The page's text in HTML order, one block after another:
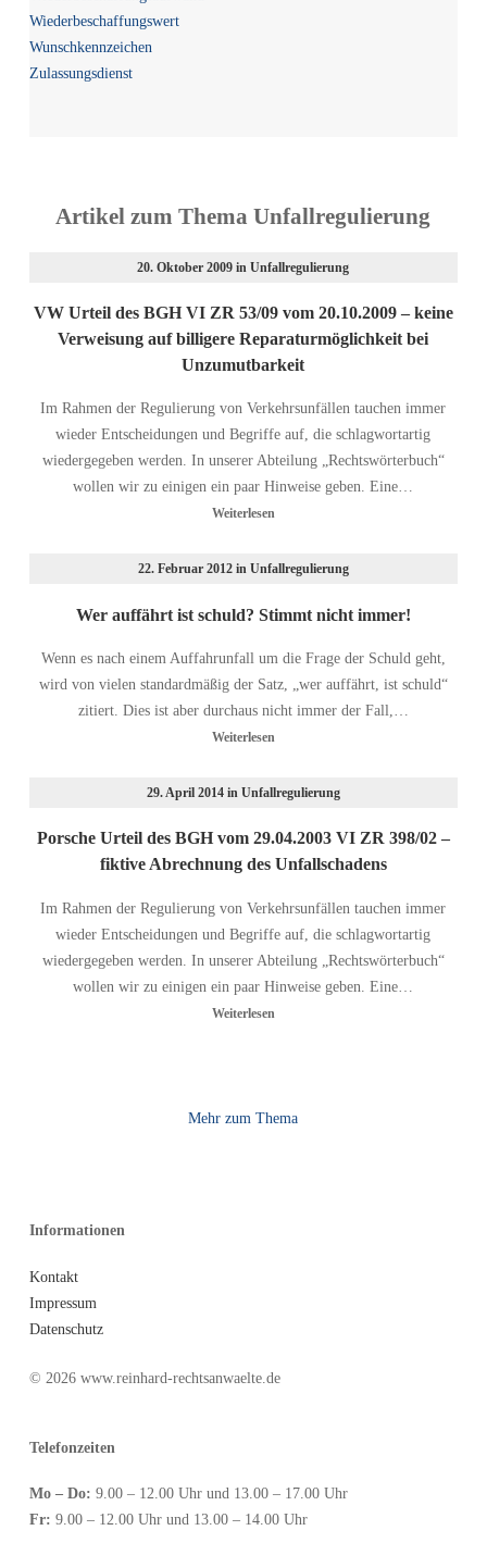
Wiederbeschaffungswert
Wunschkennzeichen
Zulassungsdienst
Artikel zum Thema Unfallregulierung
20. Oktober 2009 inUnfallregulierung
VW Urteil des BGH VI ZR 53/09 vom 20.10.2009 – keine
Verweisung auf billigere Reparaturmöglichkeit bei
Unzumutbarkeit
Im Rahmen der Regulierung von Verkehrsunfällen tauchen immer
wieder Entscheidungen und Begriffe auf, die schlagwortartig
wiedergegeben werden. In unserer Abteilung „Rechtswörterbuch“
wollen wir zu einigen ein paar Hinweise geben. Eine…
Weiterlesen
22. Februar 2012in Unfallregulierung
Wer auffährt ist schuld? Stimmt nicht immer!
Wenn es nach einem Auffahrunfall um die Frage der Schuld geht,
wird von vielen standardmäßig der Satz, „wer auffährt, ist schuld“
zitiert. Dies ist aber durchaus nicht immer der Fall,…
Weiterlesen
29. April 2014in Unfallregulierung
Porsche Urteil des BGH vom 29.04.2003 VI ZR 398/02 –
fiktive Abrechnung des Unfallschadens
Im Rahmen der Regulierung von Verkehrsunfällen tauchen immer
wieder Entscheidungen und Begriffe auf, die schlagwortartig
wiedergegeben werden. In unserer Abteilung „Rechtswörterbuch“
wollen wir zu einigen ein paar Hinweise geben. Eine…
Weiterlesen
Mehr zum Thema
Informationen
Kontakt
Impressum
Datenschutz
© 2026 www.reinhard-rechtsanwaelte.de
Telefonzeiten
Mo – Do: 9.00 – 12.00 Uhr und 13.00 – 17.00 Uhr
Fr: 9.00 – 12.00 Uhr und 13.00 – 14.00 Uhr